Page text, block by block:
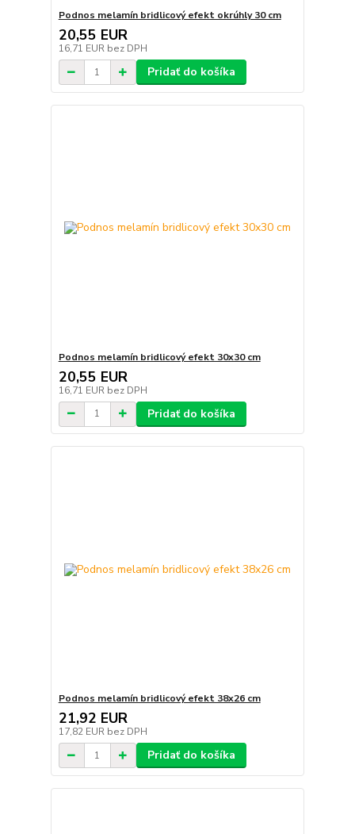
Podnos melamín bridlicový efekt okrúhly 30 cm
20,55 EUR
16,71 EUR bez DPH
Pridať do košíka
Podnos melamín bridlicový efekt 30x30 cm
20,55 EUR
16,71 EUR bez DPH
Pridať do košíka
Podnos melamín bridlicový efekt 38x26 cm
21,92 EUR
17,82 EUR bez DPH
Pridať do košíka